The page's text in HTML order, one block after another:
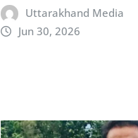
Uttarakhand Media
Jun 30, 2026